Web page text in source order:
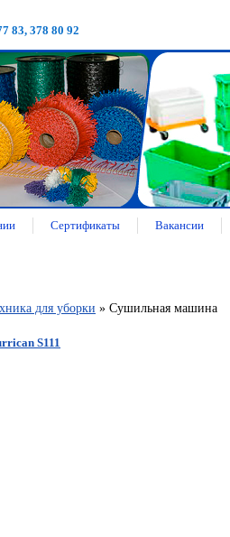
83, 378 80 92
Сертификаты Вакансии
для уборки » Сушильная машина
S111